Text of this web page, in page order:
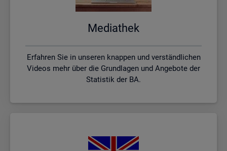
Me­dia­thek
Erfahren Sie in unseren knappen und verständlichen
Videos mehr über die Grundlagen und Angebote der
Statistik der BA.